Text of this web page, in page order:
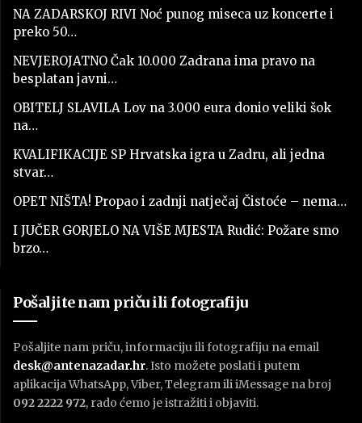
NA ZADARSKOJ RIVI Noć punog miseca uz koncerte i
preko 50…
NEVJEROJATNO Čak 10.000 Zadrana ima pravo na
besplatan javni…
OBITELJ SLAVILA Lov na 3.000 eura donio veliki šok
na…
KVALIFIKACIJE SP Hrvatska igra u Zadru, ali jedna
stvar…
OPET NIŠTA! Propao i zadnji natječaj Čistoće – nema…
I JUČER GORJELO NA VIŠE MJESTA Rudić: Požare smo
brzo…
Pošaljite nam priču ili fotografiju
Pošaljite nam priču, informaciju ili fotografiju na email
desk@antenazadar.hr. Isto možete poslati i putem
aplikacija WhatsApp, Viber, Telegram ili iMessage na broj
092 2222 972, rado ćemo je istražiti i objaviti.